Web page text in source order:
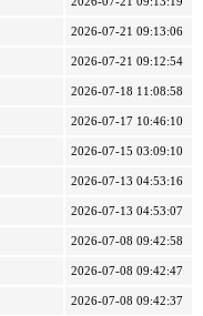
2026-07-21 09:13:06
2026-07-21 09:12:54
2026-07-18 11:08:58
2026-07-17 10:46:10
2026-07-15 03:09:10
2026-07-13 04:53:16
2026-07-13 04:53:07
2026-07-08 09:42:58
2026-07-08 09:42:47
2026-07-08 09:42:37